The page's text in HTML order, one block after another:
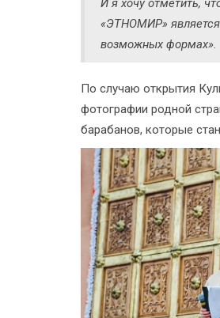
И я хочу отметить,
«ЭТНОМИР»
возможных формах».
По случаю открытия
фотографии родной
барабанов, которые